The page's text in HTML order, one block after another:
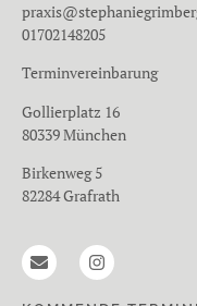
01702148205
Gollierplatz 16
80339 München
Birkenweg 5
82284 Grafrath